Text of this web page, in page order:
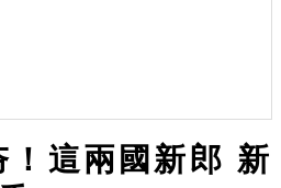
！這兩國新郎 新